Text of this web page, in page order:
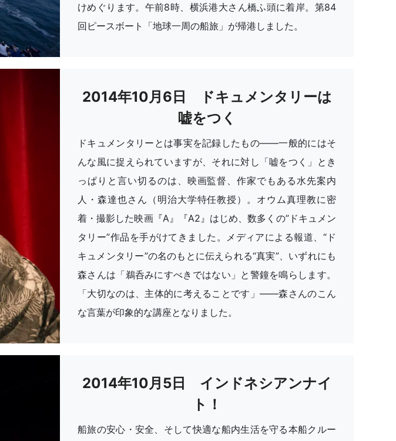
けめぐります。午前8時、横浜港大さん橋ふ頭に着岸。第84
回ピースボート「地球一周の船旅」が帰港しました。
2014年10月6日 ドキュメンタリーは
嘘をつく
ドキュメンタリーとは事実を記録したもの——一般的にはそ
んな風に捉えられていますが、それに対し「嘘をつく」とき
っぱりと言い切るのは、映画監督、作家でもある水先案内
人・森達也さん（明治大学特任教授）。オウム真理教に密
着・撮影した映画『A』『A2』はじめ、数多くの”ドキュメン
タリー”作品を手がけてきました。メディアによる報道、“ド
キュメンタリー”の名のもとに伝えられる“真実”、いずれにも
森さんは「鵜呑みにすべきではない」と警鐘を鳴らします。
「大切なのは、主体的に考えることです」——森さんのこん
な言葉が印象的な講座となりました。
2014年10月5日 インドネシアンナイ
ト！
船旅の安心・安全、そして快適な船内生活を守る本船クルー